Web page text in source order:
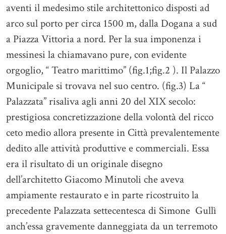
aventi il medesimo stile architettonico disposti ad
arco sul porto per circa 1500 m, dalla Dogana a sud
a Piazza Vittoria a nord. Per la sua imponenza i
messinesi la chiamavano pure, con evidente
orgoglio, “ Teatro marittimo” (fig.1;fig.2 ). Il Palazzo
Municipale si trovava nel suo centro. (fig.3) La “
Palazzata” risaliva agli anni 20 del XIX secolo:
prestigiosa concretizzazione della volontà del ricco
ceto medio allora presente in Città prevalentemente
dedito alle attività produttive e commerciali. Essa
era il risultato di un originale disegno
dell’architetto Giacomo Minutoli che aveva
ampiamente restaurato e in parte ricostruito la
precedente Palazzata settecentesca di Simone Gullì
anch’essa gravemente danneggiata da un terremoto